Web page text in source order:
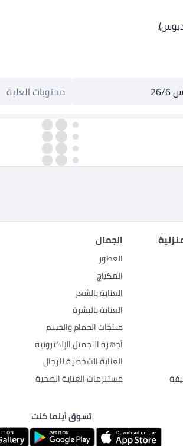
محتويات العلبة
الجمال
العطور
المكياج
العناية بالشعر
العناية بالبشرة
منتجات الحمام والجسم
أجهزة التجميل الإلكترونية
العناية الشخصية للرجال
مستلزمات العناية الصحية
تسوق أينما كنت